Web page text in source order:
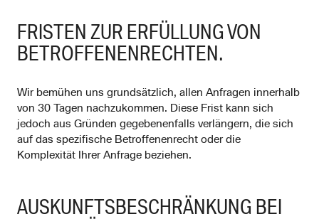
FRISTEN ZUR ERFÜLLUNG VON
BETROFFENENRECHTEN.
Wir bemühen uns grundsätzlich, allen Anfragen innerhalb
von 30 Tagen nachzukommen. Diese Frist kann sich
jedoch aus Gründen gegebenenfalls verlängern, die sich
auf das spezifische Betroffenenrecht oder die
Komplexität Ihrer Anfrage beziehen.
AUSKUNFTSBESCHRÄNKUNG BEI